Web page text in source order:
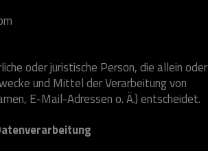
oder juristische Person, die allein oder
und Mittel der Verarbeitung von
E-Mail-Adressen o. Ä.) entscheidet.